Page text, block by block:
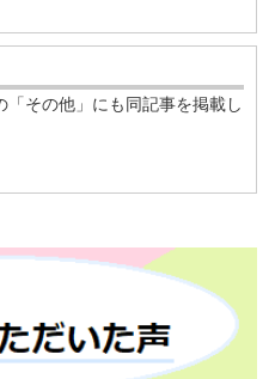
その他」にも同記事を掲載し